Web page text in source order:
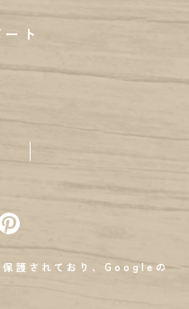
ト
護されており、Googleの